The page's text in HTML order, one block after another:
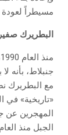
مسيطراً
البطريرك
جنبلاط، بأنه
مع البطريرك
«تاريخية» في
المهجرين عن